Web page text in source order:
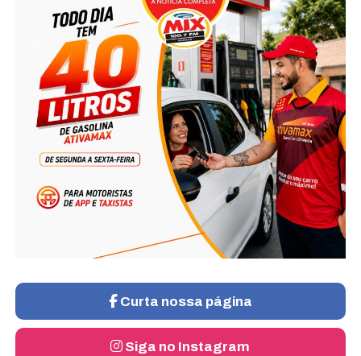
Curta nossa página
Siga no Instagram